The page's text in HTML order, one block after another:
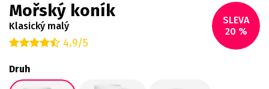
SLEVA
20 %
Mořský koník
Klasický malý
4.9/5
Druh